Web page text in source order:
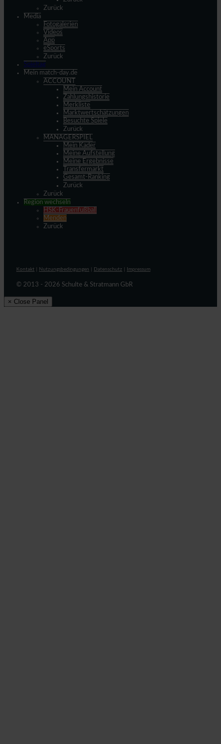
Zurück
Media
Fotogalerien
Videos
App
eSports
Zurück
Spieltag
Mein match-day.de
ACCOUNT
Mein Account
Zahlungshistorie
Merkliste
Marktwertschätzungen
Besuchte Spiele
Zurück
MANAGERSPIEL
Mein Kader
Meine Aufstellung
Meine Ergebnisse
Transfermarkt
Gesamt-Ranking
Zurück
Zurück
Region wechseln
HSK-Frauenfußball
Menden
Zurück
Kontakt Nutzungsbedingungen Datenschutz Impressum
© 2013 - 2026 Schulte & Stratmann GbR
× Close Panel